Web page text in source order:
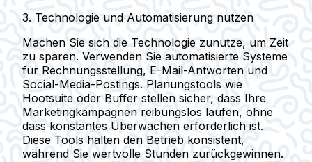
3. Technologie und Automatisierung nutzen
Machen Sie sich die Technologie zunutze, um Zeit
zu sparen. Verwenden Sie automatisierte Systeme
für Rechnungsstellung, E-Mail-Antworten und
Social-Media-Postings. Planungstools wie
Hootsuite oder Buffer stellen sicher, dass Ihre
Marketingkampagnen reibungslos laufen, ohne
dass konstantes Überwachen erforderlich ist.
Diese Tools halten den Betrieb konsistent,
während Sie wertvolle Stunden zurückgewinnen.